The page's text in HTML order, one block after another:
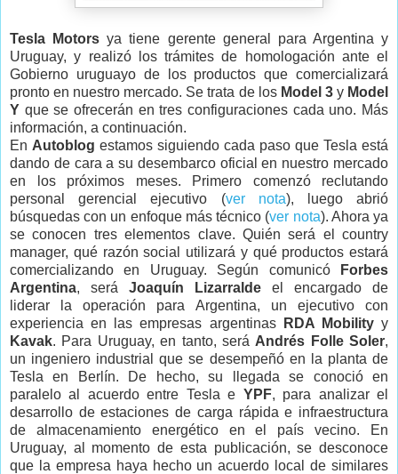
Tesla Motors ya tiene gerente general para Argentina y
Uruguay, y realizó los trámites de homologación ante el
Gobierno uruguayo de los productos que comercializará
pronto en nuestro mercado. Se trata de los Model 3y Model
Y que se ofrecerán en tres configuraciones cada uno. Más
información, a continuación.
En Autoblog estamos siguiendo cada paso que Tesla está
dando de cara a su desembarco oficial en nuestro mercado
en los próximos meses. Primero comenzó reclutando
personal gerencial ejecutivo (ver nota), luego abrió
búsquedas con un enfoque más técnico (ver nota). Ahora ya
se conocen tres elementos clave. Quién será el country
manager, qué razón social utilizará y qué productos estará
comercializando en Uruguay. Según comunicó
Forbes
Argentina, será Joaquín Lizarralde el encargado de
liderar la operación para Argentina, un ejecutivo con
experiencia en las empresas argentinas
RDA Mobilityy
Kavak. Para Uruguay, en tanto, será Andrés Folle Soler,
un ingeniero industrial que se desempeñó en la planta de
Tesla en Berlín. De hecho, su llegada se conoció en
paralelo al acuerdo entre Tesla e YPF, para analizar el
desarrollo de estaciones de carga rápida e infraestructura
de almacenamiento energético en el país vecino. En
Uruguay, al momento de esta publicación, se desconoce
que la empresa haya hecho un acuerdo local de similares